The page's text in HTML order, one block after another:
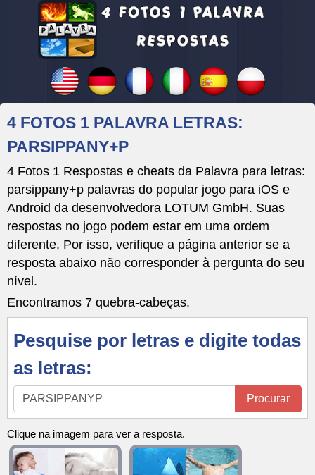
4 FOTOS 1 PALAVRA LETRAS:
PARSIPPANY+P
4 Fotos 1 Respostas e cheats da Palavra para letras:
parsippany+p palavras do popular jogo para iOS e
Android da desenvolvedora LOTUM GmbH. Suas
respostas no jogo podem estar em uma ordem
diferente, Por isso, verifique a página anterior se a
resposta abaixo não corresponder à pergunta do seu
nível.
Encontramos 7 quebra-cabeças.
Pesquise por letras e digite todas
as letras:
Pesquise
por
letras
e
digite
Procurar
Clique na imagem para ver a resposta.